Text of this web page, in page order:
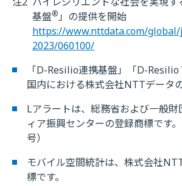
基盤® 」の提供を開始
https://www.nttdata.com/
2023/060100/
「D-Resilio連携基盤」「D-
国内における株式会社NTTデータ
Lアラートは、総務省および一般
ィア振興センターの登録商標です
号）
モバイル空間統計は、株式会社
標です。